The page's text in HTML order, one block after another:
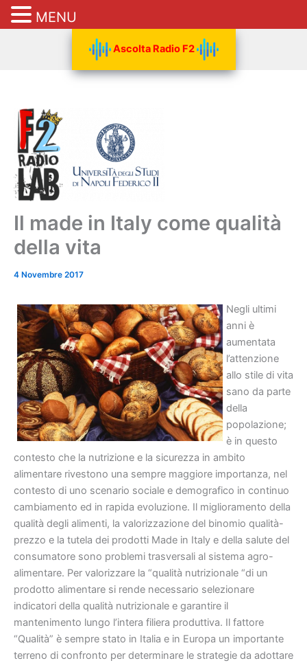
Ascolta Radio F2
Il made in Italy come qualità
della vita
4 Novembre 2017
Negli ultimi
anni è
aumentata
l’attenzione
allo stile di vita
sano da parte
della
popolazione;
è in questo
contesto che la nutrizione e la sicurezza in ambito
alimentare rivestono una sempre maggiore importanza, nel
contesto di uno scenario sociale e demografico in continuo
cambiamento ed in rapida evoluzione. Il miglioramento della
qualità degli alimenti, la valorizzazione del binomio qualità-
prezzo e la tutela dei prodotti Made in Italy e della salute del
consumatore sono problemi trasversali al sistema agro-
alimentare. Per valorizzare la “qualità nutrizionale “di un
prodotto alimentare si rende necessario selezionare
indicatori della qualità nutrizionale e garantire il
mantenimento lungo l’intera filiera produttiva. Il fattore
“Qualità” è sempre stato in Italia e in Europa un importante
terreno di confronto per determinare le strategie da adottare
MENU